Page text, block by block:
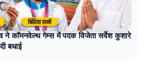
ने कॉमनवेल्थ गेम्स में पदक विजेता सर्वेश कुशारे
बधाई